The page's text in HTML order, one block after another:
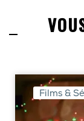
Films &